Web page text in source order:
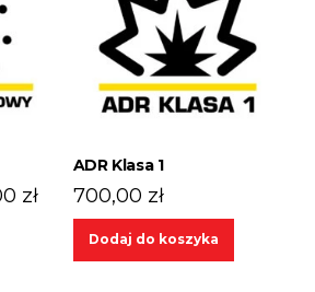
złZakres
cen:
ADR Klasa 1
700,00 zł
Dodaj do koszyka